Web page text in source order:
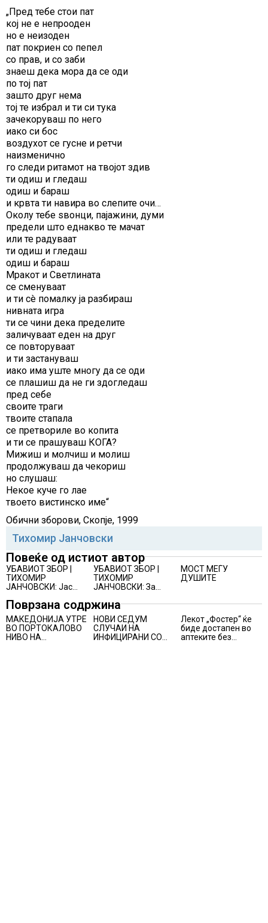
„Пред тебе стои пат
кој не е непрооден
но е неизоден
пат покриен со пепел
со прав, и со заби
знаеш дека мора да се оди
по тој пат
зашто друг нема
тој те избрал и ти си тука
зачекоруваш по него
иако си бос
воздухот се гусне и ретчи
наизменично
го следи ритамот на твојот здив
ти одиш и гледаш
одиш и бараш
и крвта ти навира во слепите очи…
Околу тебе ѕвонци, пајажини, думи
предели што еднакво те мачат
или те радуваат
ти одиш и гледаш
одиш и бараш
Мракот и Светлината
се сменуваат
и ти сè помалку ја разбираш
нивната игра
ти се чини дека пределите
заличуваат еден на друг
се повторуваат
и ти застануваш
иако има уште многу да се оди
се плашиш да не ги здогледаш
пред себе
своите траги
твоите стапала
се претвориле во копита
и ти се прашуваш КОГА?
Мижиш и молчиш и молиш
продолжуваш да чекориш
но слушаш:
Некое куче го лае
твоето вистинско име“
Обични зборови, Скопје, 1999
Тихомир Јанчовски
Повеќе од истиот автор
УБАВИОТ ЗБОР |
ТИХОМИР
ЈАНЧОВСКИ: Јас
сум млад… во јули
УБАВИОТ ЗБОР |
ТИХОМИР
ЈАНЧОВСКИ: За
денови и за други
работи
МОСТ МЕЃУ
ДУШИТЕ
Поврзана содржина
МАКЕДОНИЈА УТРЕ
ВО ПОРТОКАЛОВО
НИВО НА
НОВИ СЕДУМ
СЛУЧАИ НА
ИНФИЦИРАНИ СО
Лекот „Фостер“ ќе
биде достапен во
аптеките без